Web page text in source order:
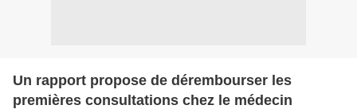
Un rapport propose de dérembourser les
premières consultations chez le médecin